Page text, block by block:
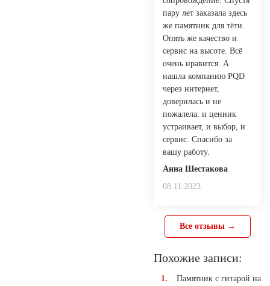
пару лет заказала здесь
же памятник для тёти.
Опять же качество и
сервис на высоте. Всё
очень нравится. А
нашла компанию PQD
через интернет,
доверилась и не
пожалела: и ценник
устраивает, и выбор, и
сервис. Спасибо за
вашу работу.
Анна Шестакова
08.11.2023
Все отзывы →
Похожие записи:
Памятник с гитарой на